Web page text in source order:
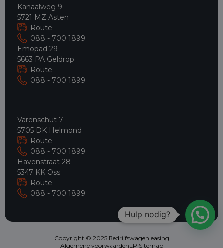
Kanaalweg 9
5721 MZ Asten
Route
088 - 700 1899
Emopad 29
5663 PA Geldrop
Route
088 - 700 1899
Varenschut 7
5705 DK Helmond
Route
088 - 700 1899
Havenstraat 28
5347 KK Oss
Route
088 - 700 1899
Copyright © 2025 Bedrijfswagenleasing
Algemene voorwaardenLP Sitemap
Hulp nodig?